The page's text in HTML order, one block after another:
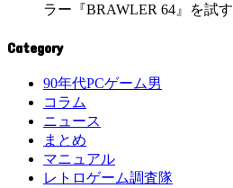
ラー『BRAWLER 64』を試す
Category
90年代PCゲーム男
コラム
ニュース
まとめ
マニュアル
レトロゲーム調査隊